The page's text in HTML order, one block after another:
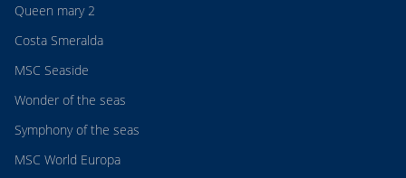
Queen mary 2
Costa Smeralda
MSC Seaside
Wonder of the seas
Symphony of the seas
MSC World Europa